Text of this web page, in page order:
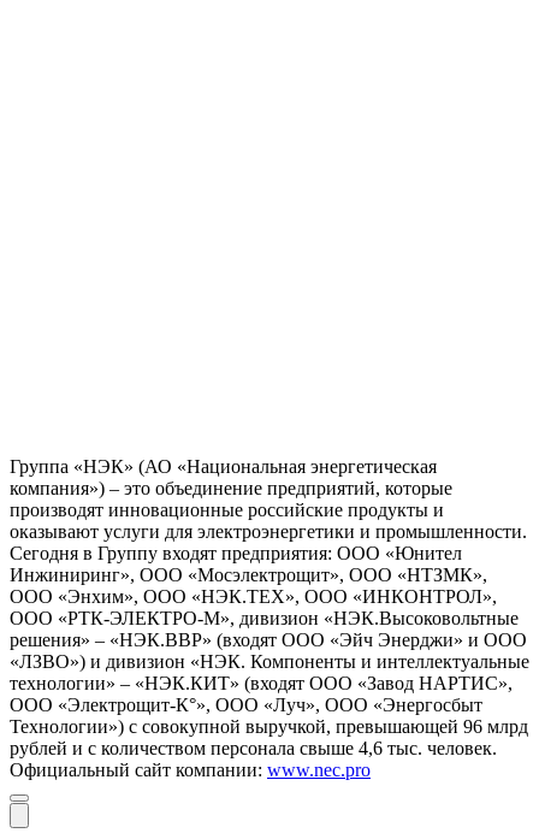
Группа «НЭК» (АО «Национальная энергетическая
компания») – это объединение предприятий, которые
производят инновационные российские продукты и
оказывают услуги для электроэнергетики и промышленности.
Сегодня в Группу входят предприятия: ООО «Юнител
Инжиниринг», ООО «Мосэлектрощит», ООО «НТЗМК»,
ООО «Энхим», ООО «НЭК.ТЕХ», ООО «ИНКОНТРОЛ»,
ООО «РТК-ЭЛЕКТРО-М», дивизион «НЭК.Высоковольтные
решения» – «НЭК.ВВР» (входят ООО «Эйч Энерджи» и ООО
«ЛЗВО») и дивизион «НЭК. Компоненты и интеллектуальные
технологии» – «НЭК.КИТ» (входят ООО «Завод НАРТИС»,
ООО «Электрощит-К°», ООО «Луч», ООО «Энергосбыт
Технологии») с совокупной выручкой, превышающей 96 млрд
рублей и с количеством персонала свыше 4,6 тыс. человек.
Официальный сайт компании: www.nec.pro